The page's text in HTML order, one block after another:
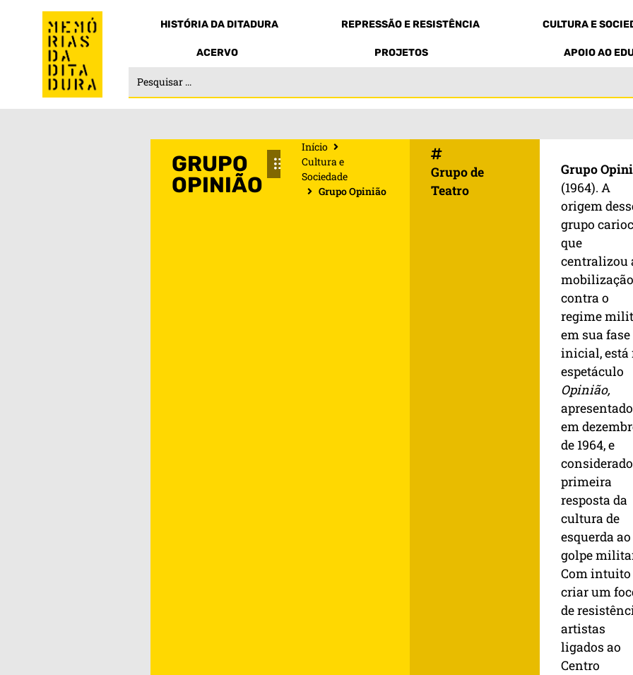
HISTÓRIA DA DITADURA REPRESSÃO E RESISTÊNCIA CULTURA E
ACERVO PROJETOS APOIO AO
GRUPO
OPINIÃO
Início
Cultura e
Sociedade
Grupo Opinião
Grupo de
Teatro
Grupo
(1964). A
origem
grupo
que
centralizou
mobilização
contra o
regime
em sua fase
inicial, está
espetáculo
Opinião,
apresentado
em
de 1964, e
primeira
resposta da
cultura de
esquerda ao
golpe
Com intuito
criar um
de
artistas
ligados ao
Centro